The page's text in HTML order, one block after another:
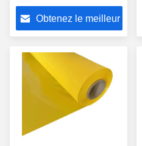
imperméable de TPU
Obtenez le meilleur